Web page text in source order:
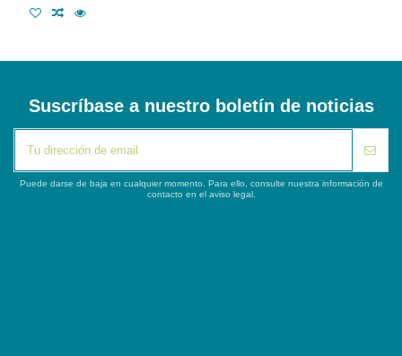
Suscríbase a nuestro boletín de noticias
Puede darse de baja en cualquier momento. Para ello, consulte nuestra información de
contacto en el aviso legal.